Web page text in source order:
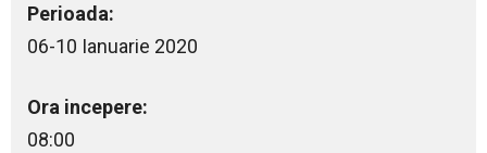
Perioada:
06-10 Ianuarie 2020
Ora incepere:
08:00